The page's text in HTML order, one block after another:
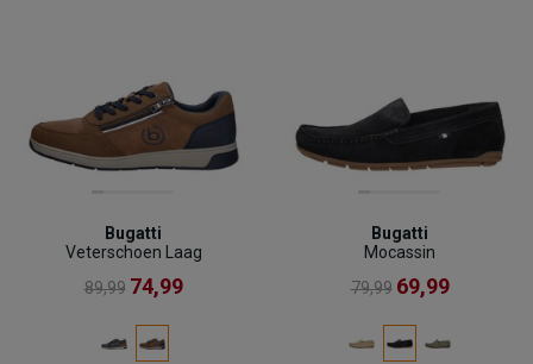
Bugatti
Veterschoen Laag
89,99 74,99
Bugatti
Mocassin
79,99 69,99